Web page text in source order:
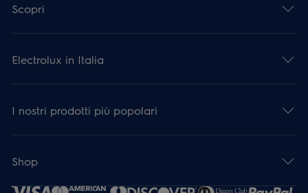
Scopri
Electrolux in Italia
I nostri prodotti più popolari
Shop